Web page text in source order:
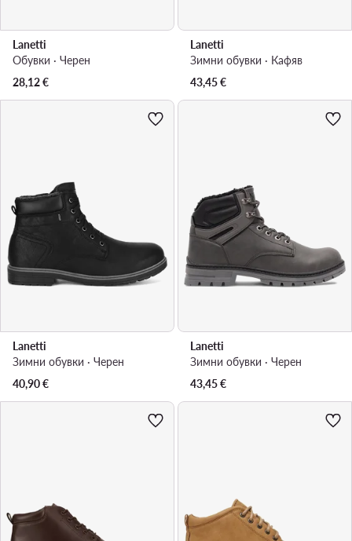
Lanetti
Обувки · Черен
28,12€
Lanetti
Зимни обувки · Кафяв
43,45€
Lanetti
Зимни обувки · Черен
40,90€
Lanetti
Зимни обувки · Черен
43,45€